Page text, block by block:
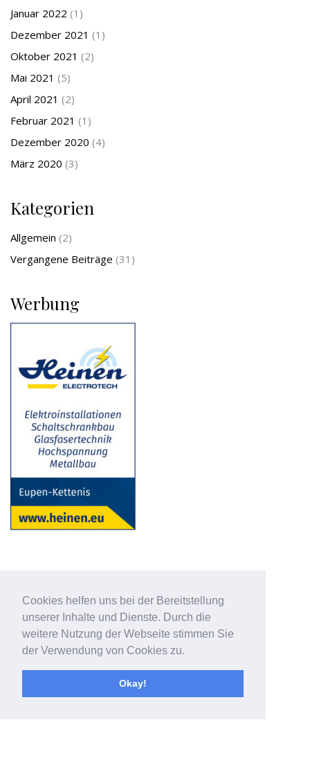
Cookies helfen uns bei der Bereitstellung
unserer Inhalte und Dienste. Durch die
weitere Nutzung der Webseite stimmen Sie
der Verwendung von Cookies zu.
Okay!
Januar 2022 (1)
Dezember 2021 (1)
Oktober 2021 (2)
Mai 2021 (5)
April 2021 (2)
Februar 2021 (1)
Dezember 2020 (4)
März 2020 (3)
Kategorien
Allgemein (2)
Vergangene Beiträge (31)
Werbung